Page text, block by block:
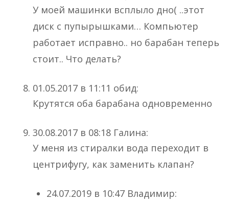
У моей машинки всплыло дно( ..этот
диск с пупырышками… Компьютер
работает исправно.. но барабан теперь
стоит.. Что делать?
01.05.2017 в 11:11 обид:
Крутятся оба барабана одновременно
30.08.2017 в 08:18 Галина:
У меня из стиралки вода переходит в
центрифугу, как заменить клапан?
24.07.2019 в 10:47 Владимир: